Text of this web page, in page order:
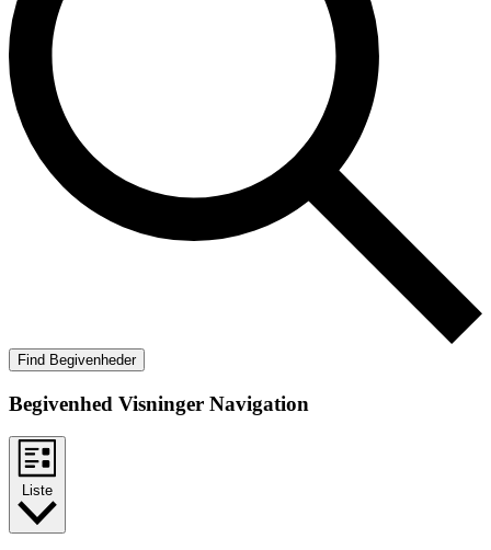
Find Begivenheder
Begivenhed Visninger Navigation
Liste